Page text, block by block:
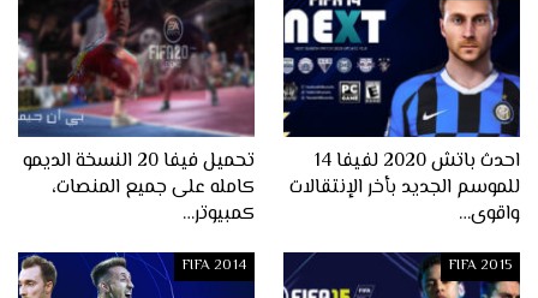
احدث باتش 2020 لفيفا 14
للموسم الجديد بأخر الإنتقالات
واقوى…
تحميل فيفا 20 النسخة الديمو
كامله على جميع المنصات،
كمبيوتر…
FIFA 2015
FIFA 2014